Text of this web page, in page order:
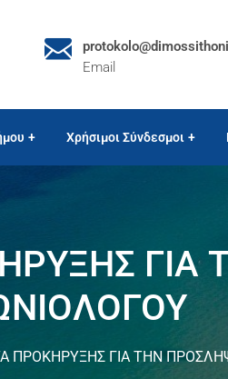
Email
Χρήσιμοι Σύνδεσμοι
ΓΙΑ
ΠΡΟΚΗΡΥΞΗΣ ΓΙΑ ΤΗΝ